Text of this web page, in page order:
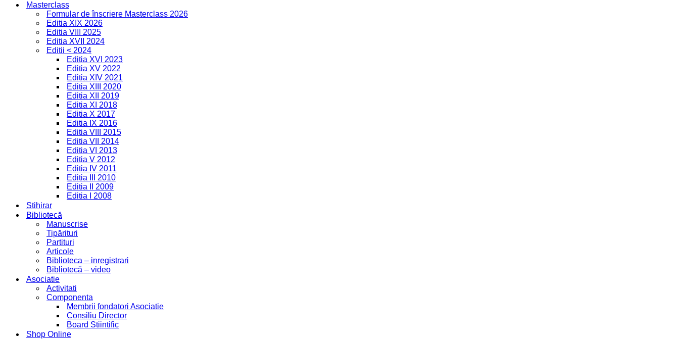
Masterclass
Formular de înscriere Masterclass 2026
Editia XIX 2026
Editia VIII 2025
Editia XVII 2024
Editii < 2024
Editia XVI 2023
Editia XV 2022
Editia XIV 2021
Editia XIII 2020
Editia XII 2019
Editia XI 2018
Editia X 2017
Editia IX 2016
Editia VIII 2015
Editia VII 2014
Editia VI 2013
Editia V 2012
Editia IV 2011
Editia III 2010
Editia II 2009
Editia I 2008
Stihirar
Bibliotecă
Manuscrise
Tipărituri
Partituri
Articole
Biblioteca – inregistrari
Bibliotecă – video
Asociatie
Activitati
Componenta
Membrii fondatori Asociatie
Consiliu Director
Board Stiintific
Shop Online